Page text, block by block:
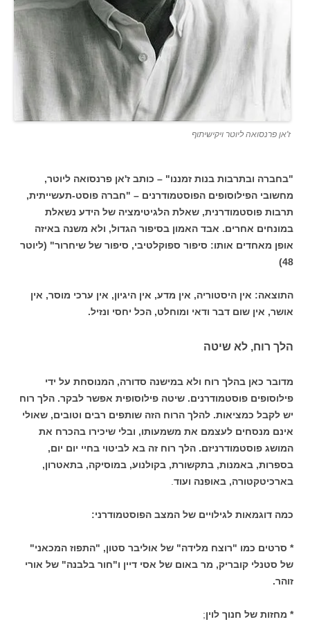
ז'אן פרנסואה ליוטר ויקישיתוף
"בחברה ובתרבות בנות זמננו" – כותב ז'אן פרנסואה ליוטר,
מחשובי הפילוסופים הפוסטמודרנים – "חברה פוסט-תעשייתית,
תרבות פוסטמודרנית, שאלת הלגיטימציה של הידע נשאלת
במונחים אחרים. אבד האמון בסיפור הגדול, ולא משנה באיזה
אופן מאחדים אותו: סיפור ספוקלטיבי, סיפור של שיחרור" (ליוטר
48)
התוצאה: אין היסטוריה, אין מדע, אין היגיון, אין ערכי מוסר, אין
אושר, אין שום דבר ודאי ומוחלט, הכל יחסי ונזיל.
הלך רוח, לא שיטה
מדובר כאן בהלך רוח ולא במישנה סדורה, המנוסחת על ידי
פילוסופים פוסטמודרנים. שיטה פילוסופית אפשר לבקר. הלך רוח
יש לקבל כמציאות. להלך הרוח הזה שותפים רבים וטובים, שאולי
אינם מנסחים לעצמם את משמעותו, ובלי שיכירו בהכרח את
המושג פוסטמודרניזם. הלך רוח זה בא לביטוי בחיי יום יום,
בספרות, באמנות, בתקשורת, בקולנוע, במוסיקה, בתאטרון,
בארכיטקטורה, באופנה ועוד
כמה דוגמאות לגילויים של המצב הפוסטמודרני:
* סרטים כמו "רוצח מלידה" של אוליבר סטון, "התפוז המכאני"
של סטנלי קובריק, מר באום של אסי דיין ו"חור בלבנה" של אורי
זוהר.
* מחזות של חנוך לוין;